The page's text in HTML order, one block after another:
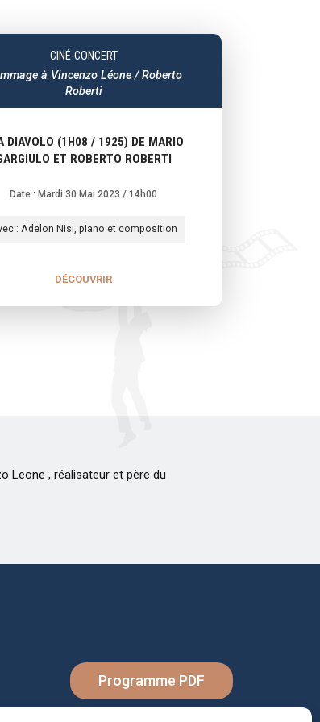
CINÉ-CONCERT
à Vincenzo Léone / Roberto
Roberti
DIAVOLO (1H08 / 1925) DE MARIO
ET ROBERTO ROBERTI
Date : Mardi 30 Mai 2023 / 14h00
: Adelon Nisi, piano et composition
DÉCOUVRIR
Programme PDF